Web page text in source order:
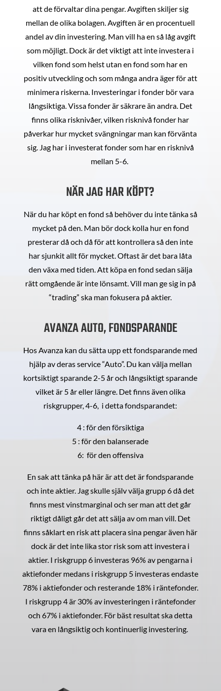
att de förvaltar dina pengar. Avgiften skiljer sig
mellan de olika bolagen. Avgiften är en procentuell
andel av din investering. Man vill ha en så låg avgift
som möjligt. Dock är det viktigt att inte investera i
vilken fond som helst utan en fond som har en
positiv utveckling och som många andra äger för att
minimera riskerna. Investeringar i fonder bör vara
långsiktiga. Vissa fonder är säkrare än andra. Det
finns olika risknivåer, vilken risknivå fonder har
påverkar hur mycket svängningar man kan förvänta
sig. Jag har i investerat fonder som har en risknivå
mellan 5-6.
NÄR JAG HAR KÖPT?
När du har köpt en fond så behöver du inte tänka så
mycket på den. Man bör dock kolla hur en fond
presterar då och då för att kontrollera så den inte
har sjunkit allt för mycket. Oftast är det bara låta
den växa med tiden. Att köpa en fond sedan sälja
rätt omgående är inte lönsamt. Vill man ge sig in på
“trading” ska man fokusera på aktier.
AVANZA AUTO, FONDSPARANDE
Hos Avanza kan du sätta upp ett fondsparande med
hjälp av deras service “Auto”. Du kan välja mellan
kortsiktigt sparande 2-5 år och långsiktigt sparande
vilket är 5 år eller längre. Det finns även olika
riskgrupper, 4-6, i detta fondsparandet:
4 : för den försiktiga
5 : för den balanserade
6: för den offensiva
En sak att tänka på här är att det är fondsparande
och inte aktier. Jag skulle själv välja grupp 6 då det
finns mest vinstmarginal och ser man att det går
riktigt dåligt går det att sälja av om man vill. Det
finns såklart en risk att placera sina pengar även här
dock är det inte lika stor risk som att investera i
aktier. I riskgrupp 6 investeras 96% av pengarna i
aktiefonder medans i riskgrupp 5 investeras endaste
78% i aktiefonder och resterande 18% i räntefonder.
I riskgrupp 4 är 30% av investeringen i räntefonder
och 67% i aktiefonder. För bäst resultat ska detta
vara en långsiktig och kontinuerlig investering.